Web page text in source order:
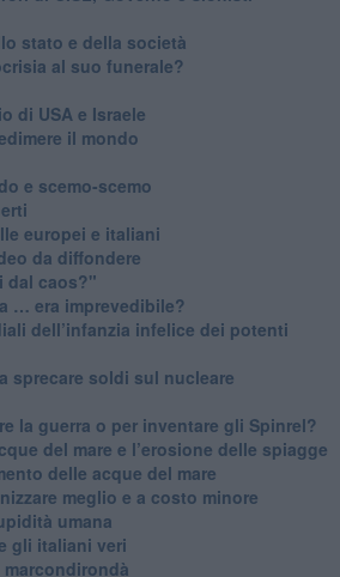
stato e della società
al suo funerale?
di USA e Israele
il mondo
e scemo-scemo
europei e italiani
da diffondere
dal caos?"
… era imprevedibile?
dell’infanzia infelice dei potenti
sprecare soldi sul nucleare
la guerra o per inventare gli Spinrel?
del mare e l’erosione delle spiagge
delle acque del mare
meglio e a costo minore
umana
gli italiani veri